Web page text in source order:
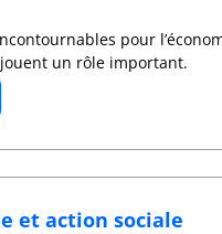
pour
un rôle important.
et action sociale